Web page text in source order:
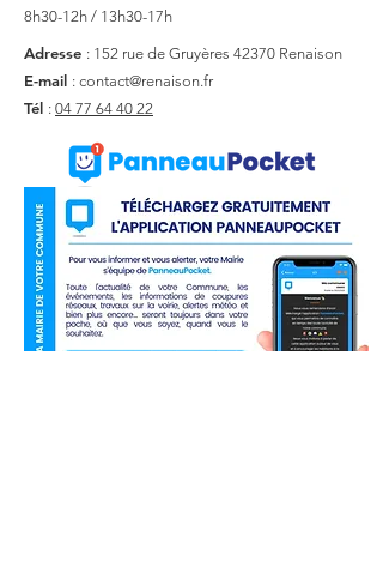
8h30-12h / 13h30-17h
Adresse : 152 rue de Gruyères 42370 Renaison
E-mail : contact@renaison.fr
Tél : 04 77 64 40 22